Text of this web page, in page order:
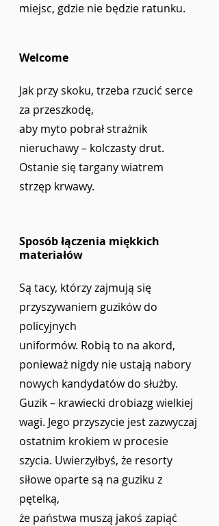
miejsc, gdzie nie będzie ratunku.
Welcome
Jak przy skoku, trzeba rzucić serce
za przeszkodę,
aby myto pobrał strażnik
nieruchawy – kolczasty drut.
Ostanie się targany wiatrem
strzęp krwawy.
Sposób łączenia miękkich
materiałów
Są tacy, którzy zajmują się
przyszywaniem guzików do
policyjnych
uniformów. Robią to na akord,
ponieważ nigdy nie ustają nabory
nowych kandydatów do służby.
Guzik – krawiecki drobiazg wielkiej
wagi. Jego przyszycie jest zazwyczaj
ostatnim krokiem w procesie
szycia. Uwierzyłbyś, że resorty
siłowe oparte są na guziku z
pętelką,
że państwa muszą jakoś zapiąć